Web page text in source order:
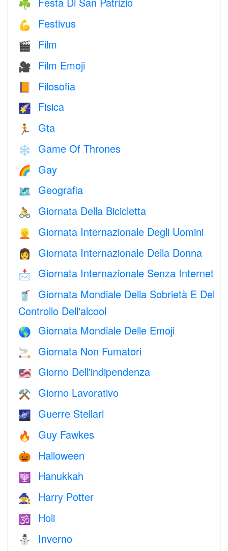
☘️
💪 Festivus
🎬 Film
🎥 Film Emoji
📙 Filosofia
🌠 Fisica
🏃 Gta
❄️ Game Of Thrones
🌈 Gay
🗺 Geografia
🚴 Giornata Della Bicicletta
👱 Giornata Internazionale Degli Uomini
👩 Giornata Internazionale Della Donna
📩 Giornata Internazionale Senza Internet
🥤
Giornata Mondiale Della Sobrietà E Del
Controllo Dell'alcool
🌎 Giornata Mondiale Delle Emoji
🚬 Giornata Non Fumatori
🇺🇸 Giorno Dell'indipendenza
⚒️ Giorno Lavorativo
🌌 Guerre Stellari
🔥 Guy Fawkes
🎃 Halloween
🕎 Hanukkah
🧙 Harry Potter
🕉 Holi
⛄ Inverno